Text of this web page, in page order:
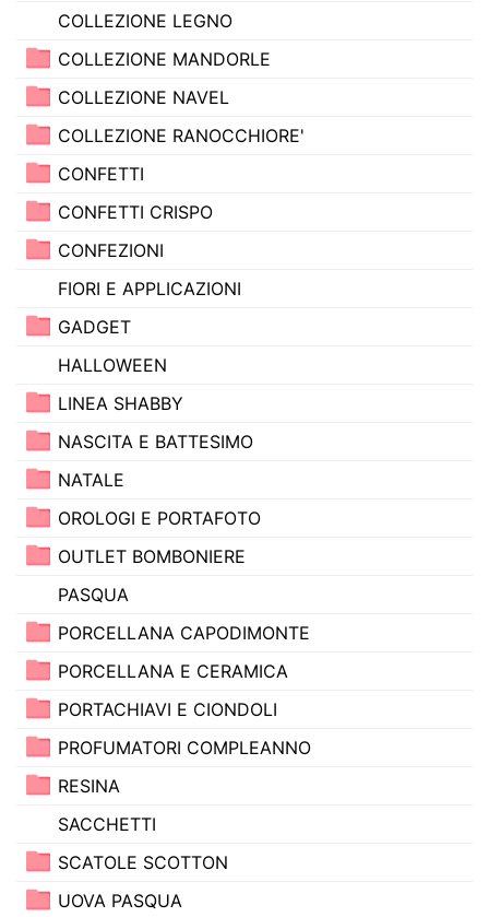
COLLEZIONE LEGNO
COLLEZIONE MANDORLE
COLLEZIONE NAVEL
COLLEZIONE RANOCCHIORE'
CONFETTI
CONFETTI CRISPO
CONFEZIONI
FIORI E APPLICAZIONI
GADGET
HALLOWEEN
LINEA SHABBY
NASCITA E BATTESIMO
NATALE
OROLOGI E PORTAFOTO
OUTLET BOMBONIERE
PASQUA
PORCELLANA CAPODIMONTE
PORCELLANA E CERAMICA
PORTACHIAVI E CIONDOLI
PROFUMATORI COMPLEANNO
RESINA
SACCHETTI
SCATOLE SCOTTON
UOVA PASQUA